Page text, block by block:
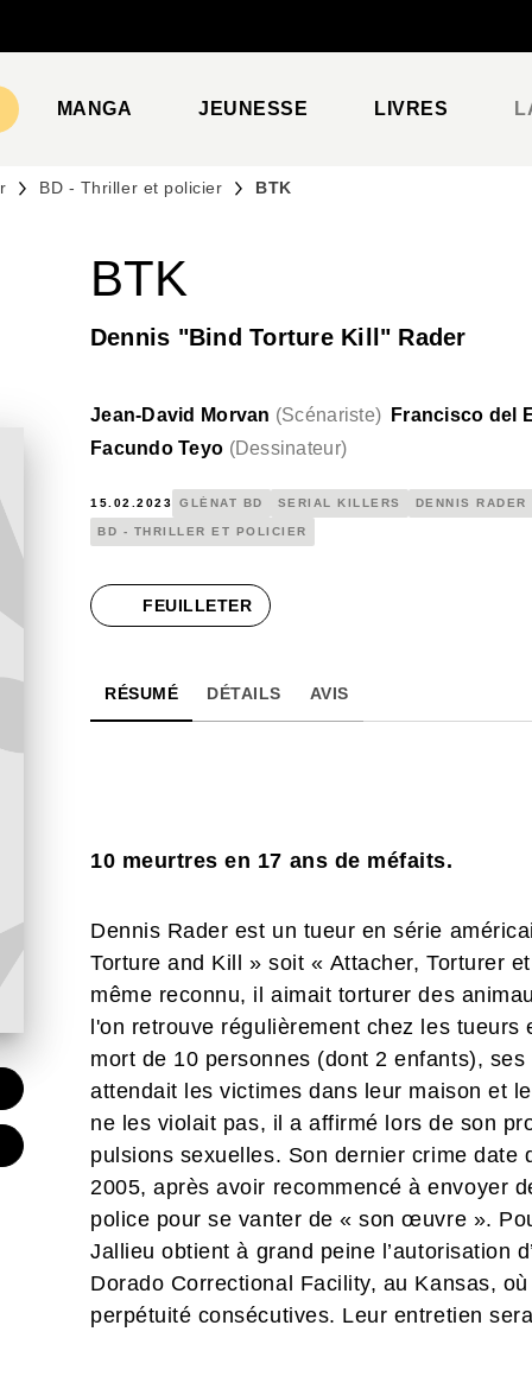
MANGA JEUNESSE LIVRES
BD - Thriller et policier BTK
BTK
Dennis "Bind Torture Kill" Rader
Jean-David Morvan (Scénariste)
Francisco del
Facundo Teyo (Dessinateur)
15.02.2023 GLÉNAT BD SERIAL KILLERS DENNIS RADER
BD - THRILLER ET POLICIER
FEUILLETER
RÉSUMÉ DÉTAILS AVIS
10 meurtres en 17 ans de méfaits.
Dennis Rader est un tueur en série
Torture and Kill » soit « Attacher, Torturer
même reconnu, il aimait torturer des
l'on retrouve régulièrement chez les
mort de 10 personnes (dont 2 enfants),
attendait les victimes dans leur maison et
ne les violait pas, il a affirmé lors de son
pulsions sexuelles. Son dernier crime date
2005, après avoir recommencé à envoyer
police pour se vanter de « son œuvre ».
Jallieu obtient à grand peine l’autorisation
Dorado Correctional Facility, au Kansas,
perpétuité consécutives. Leur entretien